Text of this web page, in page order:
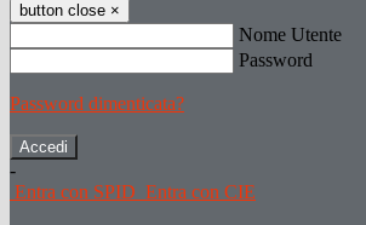
button close ×
Nome Utente
Password
Password dimenticata?
-
Entra con SPID Entra con CIE